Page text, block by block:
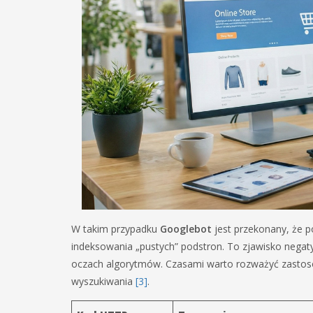
W takim przypadku Googlebot jest przekonany, że
indeksowania „pustych” podstron. To zjawisko
oczach algorytmów. Czasami warto rozważyć
wyszukiwania [3].